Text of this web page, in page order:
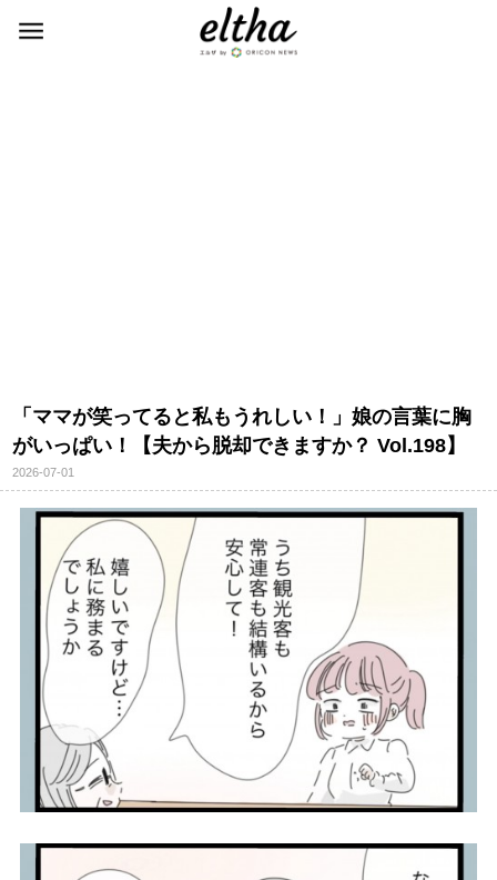
「ママが笑ってると私もうれしい！」娘の言葉に胸
がいっぱい！【夫から脱却できますか？ Vol.198】
2026-07-01